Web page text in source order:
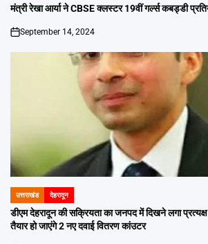
IN
मंत्री रेखा आर्या ने CBSE क्लस्टर 19वीं गर्ल्स कबड्डी
on
September 14, 2024
POSTED
IN
उत्तराखंड देहरादून
डीएम देहरादून की सक्रियता का जनपद में दिखने लगा
तैयार हो जाएंगे 2 नए दवाई वितरण कांउटर